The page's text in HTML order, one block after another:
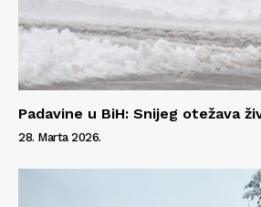
Padavine u BiH: Snijeg otežava
28. Marta 2026.